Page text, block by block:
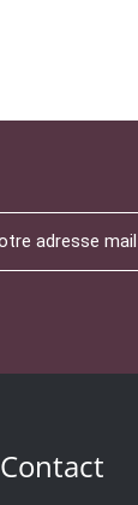
Contact